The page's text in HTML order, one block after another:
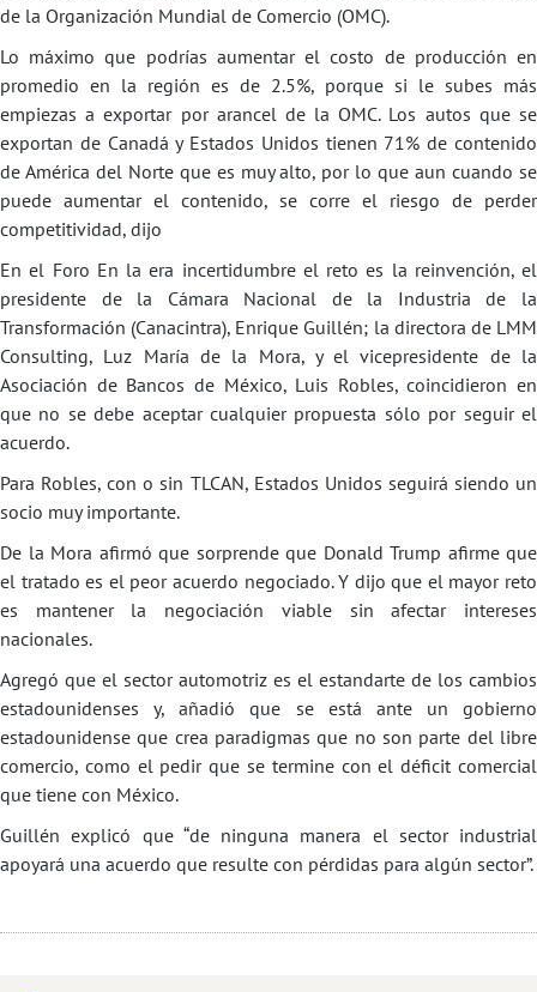
de la Organización Mundial de Comercio (OMC).
Lo máximo que podrías aumentar el costo de producción en
promedio en la región es de 2.5%, porque si le subes más
empiezas a exportar por arancel de la OMC. Los autos que se
exportan de Canadá y Estados Unidos tienen 71% de contenido
de América del Norte que es muy alto, por lo que aun cuando se
puede aumentar el contenido, se corre el riesgo de perder
competitividad, dijo
En el Foro En la era incertidumbre el reto es la reinvención, el
presidente de la Cámara Nacional de la Industria de la
Transformación (Canacintra), Enrique Guillén; la directora de LMM
Consulting, Luz María de la Mora, y el vicepresidente de la
Asociación de Bancos de México, Luis Robles, coincidieron en
que no se debe aceptar cualquier propuesta sólo por seguir el
acuerdo.
Para Robles, con o sin TLCAN, Estados Unidos seguirá siendo un
socio muy importante.
De la Mora afirmó que sorprende que Donald Trump afirme que
el tratado es el peor acuerdo negociado. Y dijo que el mayor reto
es mantener la negociación viable sin afectar intereses
nacionales.
Agregó que el sector automotriz es el estandarte de los cambios
estadounidenses y, añadió que se está ante un gobierno
estadounidense que crea paradigmas que no son parte del libre
comercio, como el pedir que se termine con el déficit comercial
que tiene con México.
Guillén explicó que “de ninguna manera el sector industrial
apoyará una acuerdo que resulte con pérdidas para algún sector”.